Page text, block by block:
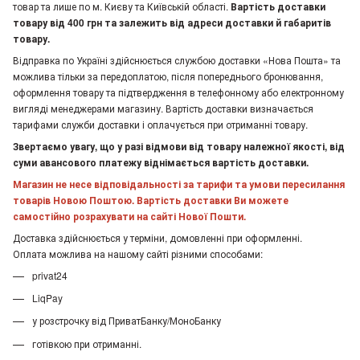
товар та лише по м. Києву та Київській області. Вартість доставки
товару від 400 грн та залежить від адреси доставки й габаритів
товару.
Відправка по Україні здійснюється службою доставки «Нова Пошта» та
можлива тільки за передоплатою, після попереднього бронювання,
оформлення товару та підтвердження в телефонному або електронному
вигляді менеджерами магазину. Вартість доставки визначається
тарифами служби доставки і оплачується при отриманні товару.
Звертаємо увагу, що у разі відмови від товару належної якості, від
суми авансового платежу віднімається вартість доставки.
Магазин не несе відповідальності за тарифи та умови пересилання
товарів Новою Поштою. Вартість доставки Ви можете
самостійно розрахувати на сайті Нової Пошти.
Доставка здійснюється у терміни, домовленні при оформленні.
Оплата можлива на нашому сайті різними способами:
privat24
LiqPay
у розстрочку від ПриватБанку/МоноБанку
готівкою при отриманні.